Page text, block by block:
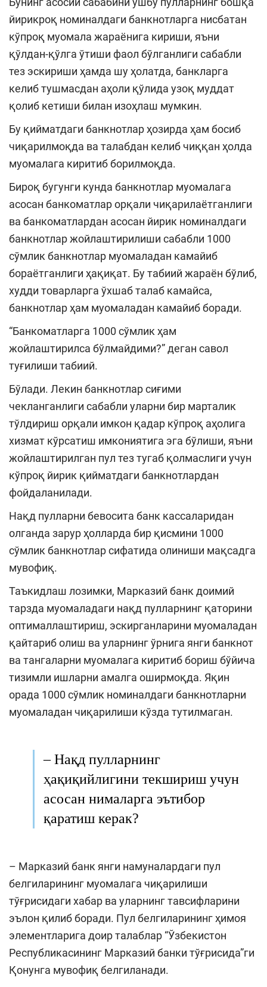
йирикроқ номиналдаги банкнотларга нисбатан
кўпроқ муомала жараёнига кириши, яъни
қўлдан-қўлга ўтиши фаол бўлганлиги сабабли
тез эскириши ҳамда шу ҳолатда, банкларга
келиб тушмасдан аҳоли қўлида узоқ муддат
қолиб кетиши билан изоҳлаш мумкин.
Бу қийматдаги банкнотлар ҳозирда ҳам босиб
чиқарилмоқда ва талабдан келиб чиққан ҳолда
муомалага киритиб борилмоқда.
Бироқ бугунги кунда банкнотлар муомалага
асосан банкоматлар орқали чиқарилаётганлиги
ва банкоматлардан асосан йирик номиналдаги
банкнотлар жойлаштирилиши сабабли 1000
сўмлик банкнотлар муомаладан камайиб
бораётганлиги ҳақиқат. Бу табиий жараён бўлиб,
худди товарларга ўхшаб талаб камайса,
банкнотлар ҳам муомаладан камайиб боради.
“Банкоматларга 1000 сўмлик ҳам
жойлаштирилса бўлмайдими?” деган савол
туғилиши табиий.
Бўлади. Лекин банкнотлар сиғими
чекланганлиги сабабли уларни бир марталик
тўлдириш орқали имкон қадар кўпроқ аҳолига
хизмат кўрсатиш имкониятига эга бўлиши, яъни
жойлаштирилган пул тез тугаб қолмаслиги учун
кўпроқ йирик қийматдаги банкнотлардан
фойдаланилади.
Нақд пулларни бевосита банк кассаларидан
олганда зарур ҳолларда бир қисмини 1000
сўмлик банкнотлар сифатида олиниши мақсадга
мувофиқ.
Таъкидлаш лозимки, Марказий банк доимий
тарзда муомаладаги нақд пулларнинг қаторини
оптималлаштириш, эскирганларини муомаладан
қайтариб олиш ва уларнинг ўрнига янги банкнот
ва тангаларни муомалага киритиб бориш бўйича
тизимли ишларни амалга оширмоқда. Яқин
орада 1000 сўмлик номиналдаги банкнотларни
муомаладан чиқарилиши кўзда тутилмаган.
– Нақд пулларнинг
ҳақиқийлигини текшириш учун
асосан нималарга эътибор
қаратиш керак?
– Марказий банк янги намуналардаги пул
белгиларининг муомалага чиқарилиши
тўғрисидаги хабар ва уларнинг тавсифларини
эълон қилиб боради. Пул белгиларининг ҳимоя
элементларига доир талаблар “Ўзбекистон
Республикасининг Марказий банки тўғрисида”ги
Қонунга мувофиқ белгиланади.